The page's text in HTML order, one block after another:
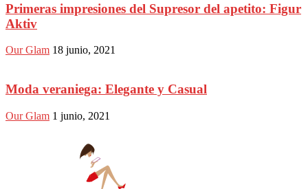
Primeras impresiones del Supresor del apetito: Figur
Aktiv
Our Glam 18 junio, 2021
Moda veraniega: Elegante y Casual
Our Glam 1 junio, 2021